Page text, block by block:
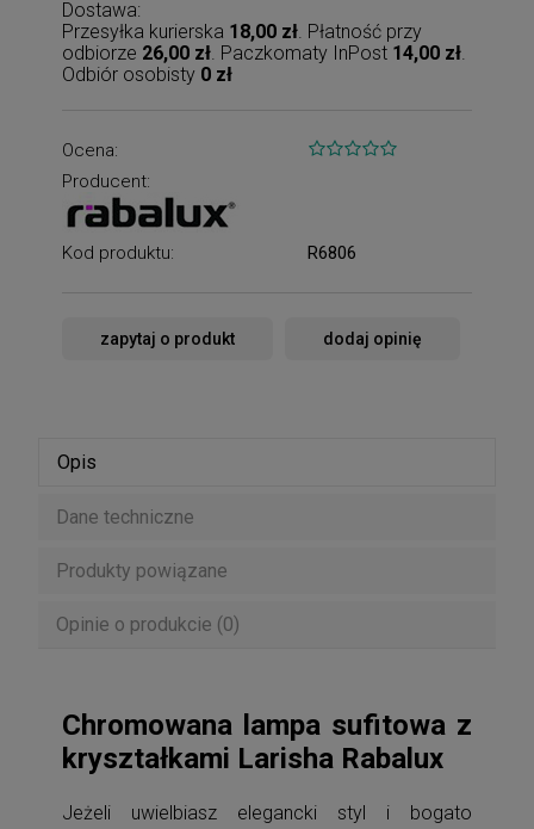
Dostawa:
Przesyłka kurierska 18,00 zł . Płatność przy
odbiorze 26,00 zł . Paczkomaty InPost 14,00 zł
Odbiór osobisty 0 zł
Ocena:
Producent:
Kod produktu: R6806
zapytaj o produkt dodaj opinię
Opis
Dane techniczne
Produkty powiązane
Opinie o produkcie (0)
Chromowana lampa sufitowa z
kryształkami Larisha Rabalux
Jeżeli uwielbiasz elegancki styl i bogato